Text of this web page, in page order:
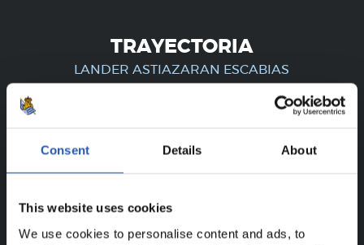
Consent Details About
This website uses cookies
We use cookies to personalise content and ads, to
TRAYECTORIA
LANDER ASTIAZARAN ESCABIAS
¡SOLO PARA USUARIOS
REGISTRADOS!
Este contenido es solo para los usuarios registrados en
nuestra web.